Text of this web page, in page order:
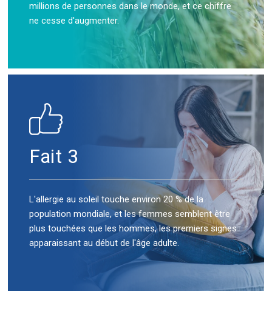
millions de personnes dans le monde, et ce chiffre
ne cesse d'augmenter.
Fait 3
L'allergie au soleil touche environ 20 % de la
population mondiale, et les femmes semblent être
plus touchées que les hommes, les premiers signes
apparaissant au début de l'âge adulte.